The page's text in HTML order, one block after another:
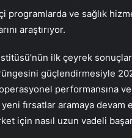
programlarda ve sağlık
araştırıyor.
ilk çeyrek
güçlendirmesiyle
performansına
fırsatlar aramaya devam
için nasıl uzun vadeli